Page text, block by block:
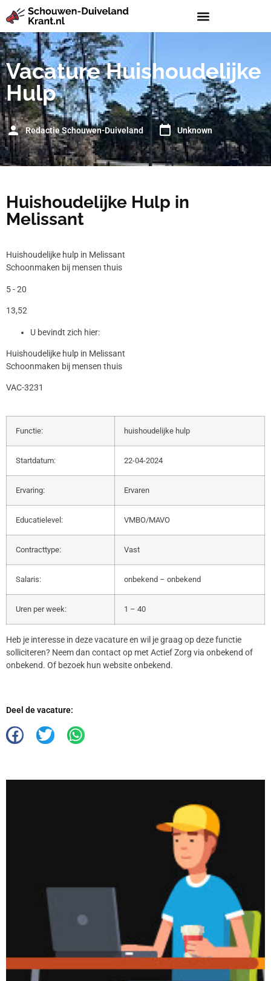
Vacature Huishoudelijke
Hulp
Redactie Schouwen-Duiveland Unknown
Huishoudelijke Hulp in
Melissant
Huishoudelijke hulp in Melissant
Schoonmaken bij mensen thuis
5 - 20
13,52
U bevindt zich hier:
Huishoudelijke hulp in Melissant
Schoonmaken bij mensen thuis
VAC-3231
Functie: huishoudelijke hulp
Startdatum: 22-04-2024
Ervaring: Ervaren
Educatielevel: VMBO/MAVO
Contracttype: Vast
Salaris: onbekend – onbekend
Uren per week: 1 – 40
Heb je interesse in deze vacature en wil je graag op deze functie
solliciteren? Neem dan contact op met Actief Zorg via onbekend of
onbekend. Of bezoek hun website onbekend.
Deel de vacature: